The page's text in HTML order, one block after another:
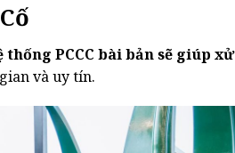
thống PCCC bài bản sẽ giúp xử
và uy tín.